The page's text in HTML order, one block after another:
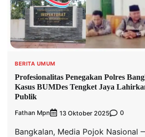
BERITA UMUM
Profesionalitas Penegakan Polres
Kasus BUMDes Tengket Jaya
Publik
Fathan Mpn 13 Oktober 2025 0
Bangkalan, Media Pojok Nasional